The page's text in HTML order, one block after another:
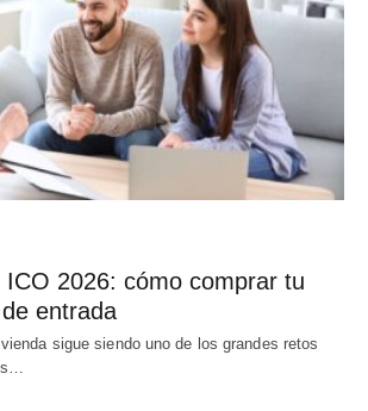
ICO 2026: cómo comprar tu
entrada
sigue siendo uno de los grandes retos